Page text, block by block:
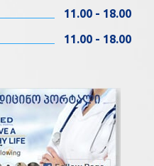
11.00 - 18.00
11.00 - 18.00